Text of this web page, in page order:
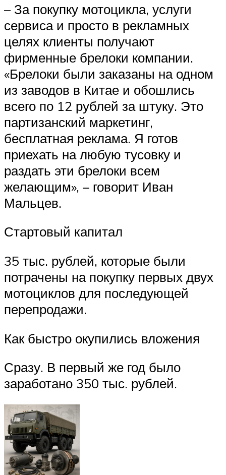
– За покупку мотоцикла, услуги
сервиса и просто в рекламных
целях клиенты получают
фирменные брелоки компании.
«Брелоки были заказаны на одном
из заводов в Китае и обошлись
всего по 12 рублей за штуку. Это
партизанский маркетинг,
бесплатная реклама. Я готов
приехать на любую тусовку и
раздать эти брелоки всем
желающим», – говорит Иван
Мальцев.
Стартовый капитал
35 тыс. рублей, которые были
потрачены на покупку первых двух
мотоциклов для последующей
перепродажи.
Как быстро окупились вложения
Сразу. В первый же год было
заработано 350 тыс. рублей.